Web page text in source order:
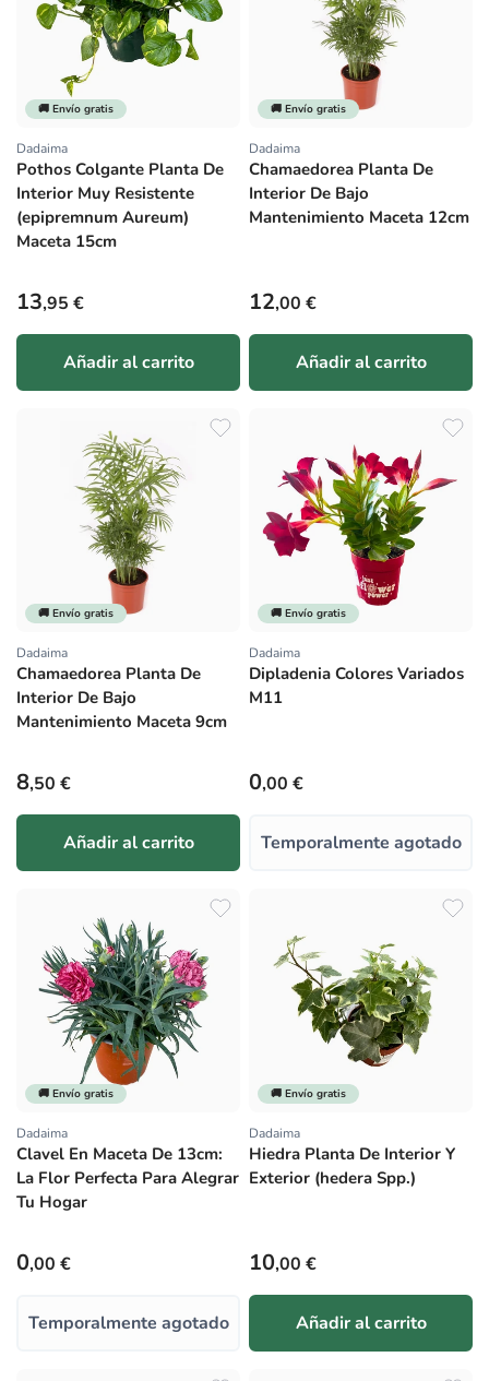
🚚 Envío gratis
Proveedor:
Dadaima
Pothos Colgante Planta De
Interior Muy Resistente
(epipremnum Aureum)
Maceta 15cm
Precio habitual
13,95 €
Añadir al carrito
🚚 Envío gratis
Proveedor:
Dadaima
Chamaedorea Planta De
Interior De Bajo
Mantenimiento Maceta 12cm
Precio habitual
12,00 €
Añadir al carrito
🚚 Envío gratis
Proveedor:
Dadaima
Chamaedorea Planta De
Interior De Bajo
Mantenimiento Maceta 9cm
Precio habitual
8,50 €
Añadir al carrito
🚚 Envío gratis
Proveedor:
Dadaima
Dipladenia Colores Variados
M11
Precio habitual
0,00 €
Temporalmente agotado
🚚 Envío gratis
Proveedor:
Dadaima
Clavel En Maceta De 13cm:
La Flor Perfecta Para Alegrar
Tu Hogar
Precio habitual
0,00 €
Temporalmente agotado
🚚 Envío gratis
Proveedor:
Dadaima
Hiedra Planta De Interior Y
Exterior (hedera Spp.)
Precio habitual
10,00 €
Añadir al carrito